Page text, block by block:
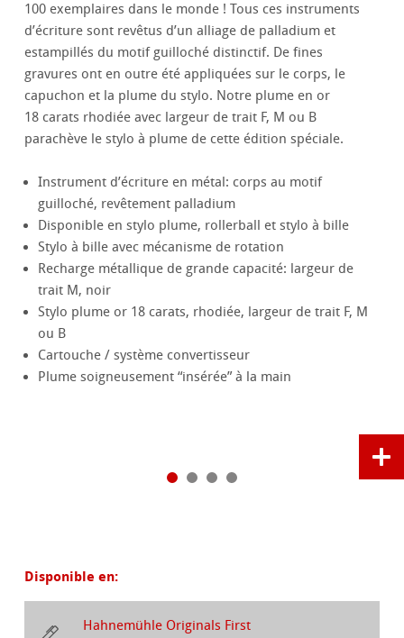
100 exemplaires dans le monde ! Tous ces instruments
d’écriture sont revêtus d’un alliage de palladium et
estampillés du motif guilloché distinctif. De fines
gravures ont en outre été appliquées sur le corps, le
capuchon et la plume du stylo. Notre plume en or
18 carats rhodiée avec largeur de trait F, M ou B
parachève le stylo à plume de cette édition spéciale.
Instrument d’écriture en métal: corps au motif
guilloché, revêtement palladium
Disponible en stylo plume, rollerball et stylo à bille
Stylo à bille avec mécanisme de rotation
Recharge métallique de grande capacité: largeur de
trait M, noir
Stylo plume or 18 carats, rhodiée, largeur de trait F, M
ou B
Cartouche / système convertisseur
Plume soigneusement “insérée” à la main
Disponible en:
Hahnemühle Originals First